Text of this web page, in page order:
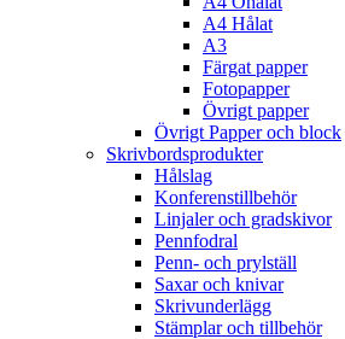
A4 Hålat
A3
Färgat papper
Fotopapper
Övrigt papper
Övrigt Papper och block
Skrivbordsprodukter
Hålslag
Konferenstillbehör
Linjaler och gradskivor
Pennfodral
Penn- och prylställ
Saxar och knivar
Skrivunderlägg
Stämplar och tillbehör